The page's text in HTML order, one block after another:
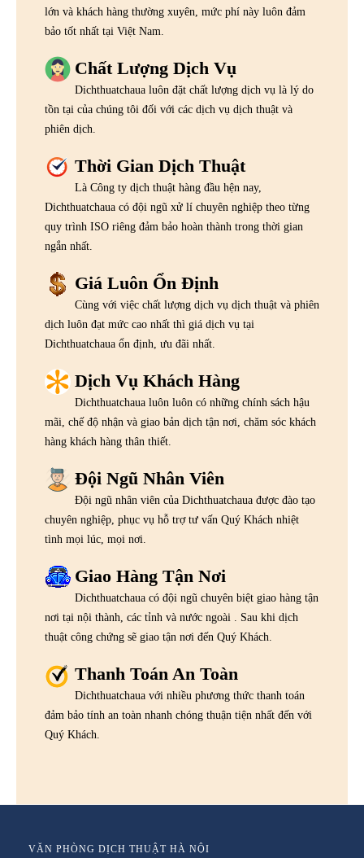
lớn và khách hàng thường xuyên, mức phí này luôn đảm
bảo tốt nhất tại Việt Nam.
Chất Lượng Dịch Vụ
Dichthuatchaua luôn đặt chất lượng dịch vụ là lý do
tồn tại của chúng tôi đối với các dịch vụ dịch thuật và
phiên dịch.
Thời Gian Dịch Thuật
Là Công ty dịch thuật hàng đầu hện nay,
Dichthuatchaua có đội ngũ xử lí chuyên nghiệp theo từng
quy trình ISO riêng đảm bảo hoàn thành trong thời gian
ngắn nhất.
Giá Luôn Ổn Định
Cùng với việc chất lượng dịch vụ dịch thuật và phiên
dịch luôn đạt mức cao nhất thì giá dịch vụ tại
Dichthuatchaua ổn định, ưu đãi nhất.
Dịch Vụ Khách Hàng
Dichthuatchaua luôn luôn có những chính sách hậu
mãi, chế độ nhận và giao bản dịch tận nơi, chăm sóc khách
hàng khách hàng thân thiết.
Đội Ngũ Nhân Viên
Đội ngũ nhân viên của Dichthuatchaua được đào tạo
chuyên nghiệp, phục vụ hỗ trợ tư vấn Quý Khách nhiệt
tình mọi lúc, mọi nơi.
Giao Hàng Tận Nơi
Dichthuatchaua có đội ngũ chuyên biệt giao hàng tận
nơi tại nội thành, các tỉnh và nước ngoài . Sau khi dịch
thuật công chứng sẽ giao tận nơi đến Quý Khách.
Thanh Toán An Toàn
Dichthuatchaua với nhiều phương thức thanh toán
đảm bảo tính an toàn nhanh chóng thuận tiện nhất đến với
Quý Khách.
VĂN PHÒNG DỊCH THUẬT HÀ NỘI